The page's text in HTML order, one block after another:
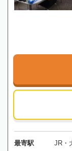
最寄駅 JR・